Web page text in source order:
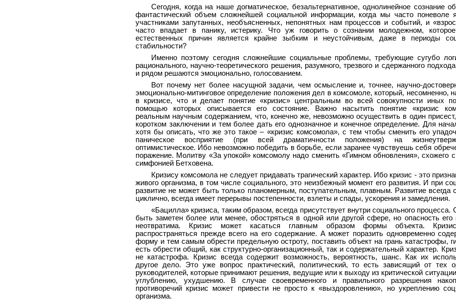
Сегодня, когда на наше догматическое, безальтернативное, однолинейное сознание
фантастический объем сложнейшей социальной информации, когда мы часто поневоле
участниками запутанных, необъясненных, непонятных нам процессов и событий, и
часто впадает в панику, истерику. Что уж говорить о сознании молодежном,
естественных причин является крайне зыбким и неустойчивым, даже в периоды
стабильности?
Именно поэтому сегодня сложнейшие социальные проблемы, требующие сугубо
рационального, научно-теоретического решения, разумного, трезвого и сдержанного
и рядом решаются эмоционально, голосованием.
Вот почему нет более насущной задачи, чем осмысление и, точнее, научно-
эмоционально-митинговое определение положения дел в комсомоле, который, несомненно,
в кризисе, что и делает понятие «кризис» центральным во всей совокупности иных
помощью которых описывается его состояние. Важно насытить понятие «кризис
реальным научным содержанием, что, конечно же, невозможно осуществить в один
коротком заключении и тем более дать его однозначное и конечное определение. Для
хотя бы описать, что же это такое – «кризис комсомола», с тем чтобы сменить его
паническое восприятие (при всей драматичности положения) на
оптимистическое. Ибо невозможно победить в борьбе, если заранее чувствуешь себя
поражение. Молитву «За упокой» комсомолу надо сменить «Гимном обновления», схожего
симфонией Бетховена.
Кризису комсомола не следует придавать трагический характер. Ибо кризис - это
живого организма, в том числе социального, это неизбежный момент его развития. И при
развитие не может быть только планомерным, поступательным, плавным. Развитие всегда
циклично, всегда имеет перерывы постепенности, взлеты и спады, ускорения и замедления.
«Бацилла» кризиса, таким образом, всегда присутствует внутри социального
быть заметен более или менее, обостряться в одной или другой сфере, но опасность
неотвратима. Кризис может касаться главным образом формы объекта.
распространяться прежде всего на его содержание. А может поразить одновременно
форму и тем самым обрести предельную остроту, поставить объект на грань катастрофы,
есть обрести общий, как структурно-организационный, так и содержательный характер.
не катастрофа. Кризис всегда содержит возможность, вероятность, шанс. Как их
другое дело. Это уже вопрос практический, политический, то есть зависящий от тех
руководителей, которые принимают решения, ведущие или к выходу из критической
углублению, ухудшению. В случае своевременного и правильного разрешения
противоречий кризис может привести не просто к «выздоровлению», но укреплению
организма.